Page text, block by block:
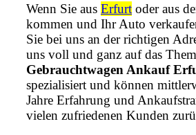
Wenn Sie aus Erfurt oder aus
kommen und Ihr Auto
Sie bei uns an der richtigen
uns voll und ganz auf das
Gebrauchtwagen Ankauf
spezialisiert und können
Jahre Erfahrung und
vielen zufriedenen Kunden